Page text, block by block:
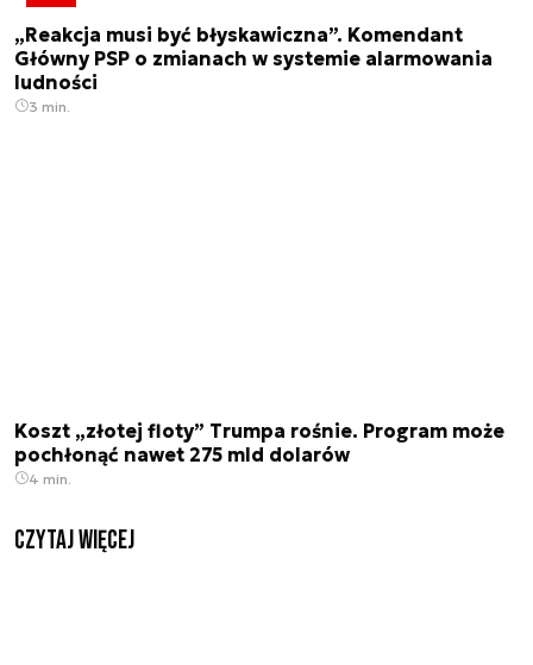
„Reakcja musi być błyskawiczna”. Komendant
Główny PSP o zmianach w systemie alarmowania
ludności
3 min.
Koszt „złotej floty” Trumpa rośnie. Program może
pochłonąć nawet 275 mld dolarów
4 min.
czytaj więcej